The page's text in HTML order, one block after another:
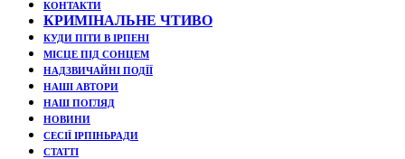
КОНТАКТИ
КРИМІНАЛЬНЕ ЧТИВО
КУДИ ПІТИ В ІРПЕНІ
МІСЦЕ ПІД СОНЦЕМ
НАДЗВИЧАЙНІ ПОДЇЇ
НАШІ АВТОРИ
НАШ ПОГЛЯД
НОВИНИ
СЕСІЇ ІРПІНЬРАДИ
СТАТТІ